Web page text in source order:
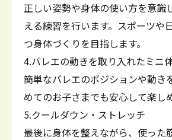
正しい姿勢や身体の使い方を意識
える練習を行います。スポーツや
つ身体づくりを目指します。
4.バレエの動きを取り入れたミニ
簡単なバレエのポジションや動き
めてのお子さまでも安心して楽し
5.クールダウン・ストレッチ
最後に身体を整えながら、使った